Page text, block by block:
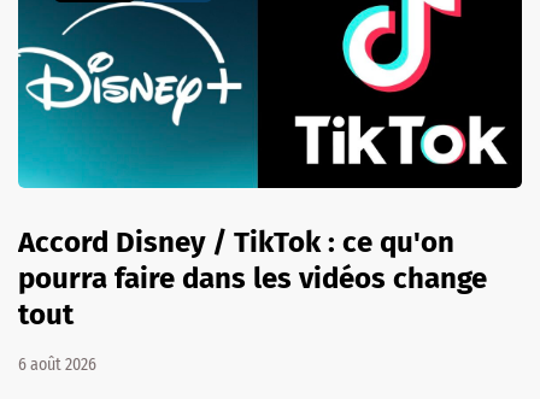
Accord Disney / TikTok : ce qu'on
pourra faire dans les vidéos change
tout
6 août 2026